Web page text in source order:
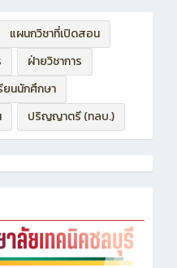
แผนกวิชาที่เปิดสอน
ฝ่ายวิชาการ
ยนนักศึกษา
ปริญญาตรี (ทลบ.)